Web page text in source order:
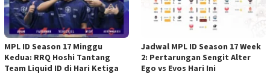
MPL ID Season 17 Minggu
Kedua: RRQ Hoshi Tantang
Team Liquid ID di Hari Ketiga
Jadwal MPL ID Season 17 Week
2: Pertarungan Sengit Alter
Ego vs Evos Hari Ini